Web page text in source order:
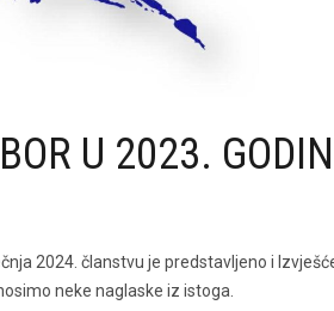
U 2023.
2024. članstvu je predstavljeno i
neke naglaske iz istoga.